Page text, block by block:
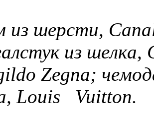
шeрсти,
из
Zegna;
Louis Vuitton.